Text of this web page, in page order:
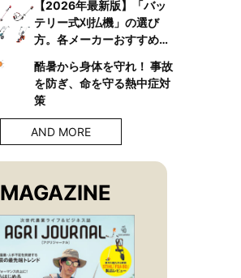
【2026年最新版】「バッ
テリー式刈払機」の選び
方。各メーカーおすすめ機
酷暑から身体を守れ！ 事故
を防ぎ、命を守る熱中症対
策
AND MORE
MAGAZINE